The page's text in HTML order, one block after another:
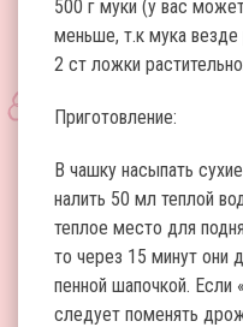
500 г муки (у вас
меньше, т.к мука везде
2 ст ложки
Приготовление:
В чашку насыпать
налить 50 мл теплой
теплое место для
то через 15 минут они
пенной шапочкой. Если
следует поменять